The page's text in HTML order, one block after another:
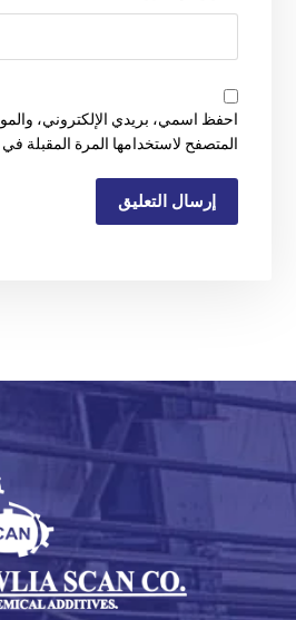
احفظ اسمي، بريدي الإلكتروني،
المتصفح لاستخدامها المرة المقبلة في
إرسال التعليق